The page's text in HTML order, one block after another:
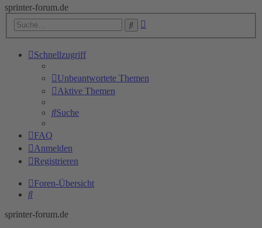
sprinter-forum.de
Suche
Schnellzugriff
Unbeantwortete Themen
Aktive Themen
Suche
FAQ
Anmelden
Registrieren
Foren-Übersicht
Suche
sprinter-forum.de